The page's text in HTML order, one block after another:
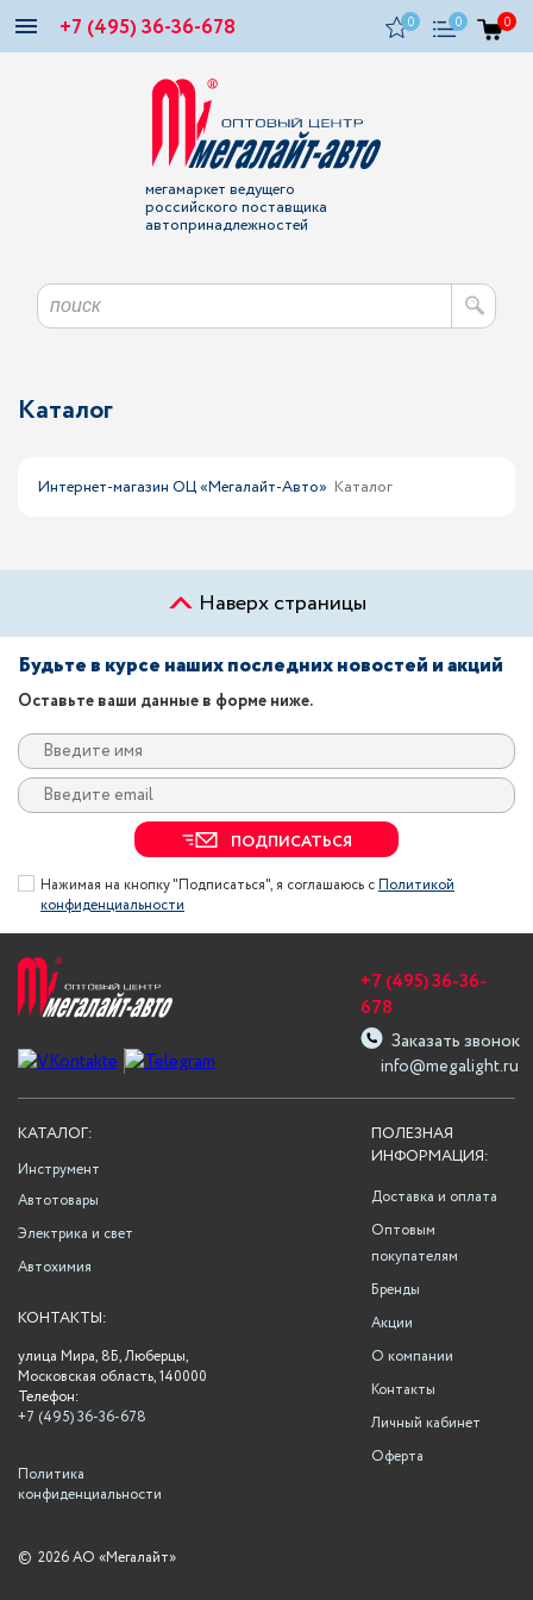
+7 (495) 36-36-678 0 0 0
мегамаркет ведущего
российского поставщика
автопринадлежностей
Каталог
Интернет-магазин ОЦ «Мегалайт-Авто» Каталог
Наверх страницы
Будьте в курсе наших последних новостей и акций
Оставьте ваши данные в форме ниже.
ПОДПИСАТЬСЯ
Нажимая на кнопку "Подписаться", я соглашаюсь сПолитикой
конфиденциальности
info@megalight.ru
+7 (495) 36-36-
678
Заказать звонок
ПОЛЕЗНАЯ
ИНФОРМАЦИЯ:
Доставка и оплата
Оптовым
покупателям
Бренды
Акции
О компании
Контакты
Личный кабинет
Оферта
КАТАЛОГ:
Инструмент
Автотовары
Электрика и свет
Автохимия
КОНТАКТЫ:
улица Мира, 8Б, Люберцы,
Московская область, 140000
Телефон:
+7 (495) 36-36-678
Политика
конфиденциальности
© 2026 АО «Мегалайт»